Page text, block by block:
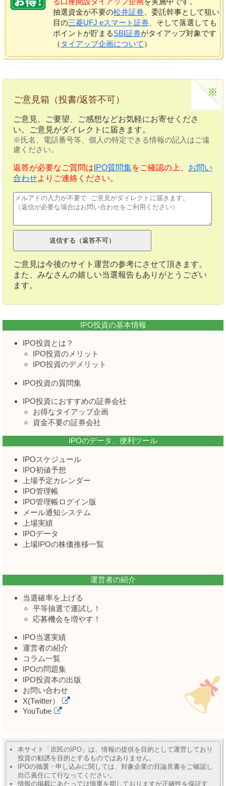
抽選資金が不要の松井証券 、委託幹事として狙い
目の三菱UFJ eスマート証券 、そして落選しても
ポイントが貯まるSBI証券がタイアップ対象です
（ タイアップ企画について ）
ご意見箱（投書/返答不可）
ご意見、ご要望、ご感想などお気軽にお寄せくださ
い。ご意見がダイレクトに届きます。
※氏名、電話番号等、個人の特定できる情報の記入はご遠
慮ください。
返答が必要なご質問は IPO質問集をご確認の上、 お問い
合わせよりご連絡ください。
ご意見は今後のサイト運営の参考にさせて頂きます。
また、みなさんの嬉しい当選報告もありがとうござい
ます。
IPO投資の基本情報
IPO投資とは？
IPO投資のメリット
IPO投資のデメリット
IPO投資の質問集
IPO投資におすすめの証券会社
お得なタイアップ企画
資金不要の証券会社
IPOのデータ、便利ツール
IPOスケジュール
IPO初値予想
上場予定カレンダー
IPO管理帳
IPO管理帳ログイン版
メール通知システム
上場実績
IPOデータ
上場IPOの株価推移一覧
運営者の紹介
当選確率を上げる
平等抽選で運試し！
応募機会を増やす！
IPO当選実績
運営者の紹介
コラム一覧
IPOの問題集
IPO投資本の出版
お問い合わせ
X(Twitter）
YouTube
本サイト「庶民のIPO」は、情報の提供を目的として運営しており
投資の勧誘を目的とするものではありません。
IPOの抽選・申し込みに関しては、対象企業の目論見書をご確認し
自己責任にて行なってください。
情報の掲載にあたっては慎重を期しておりますが正確性を保証す